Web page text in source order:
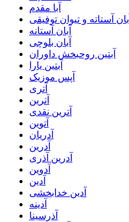
آبا مقدم
آبان آستاته و تیوان توفیقی
آبان آستانه
آبان بلوچی
آبتین روحبخش داوران
آبتین یارا
آپس موزیک
آتری
آترین
آترین نقدی
آتوین
آدریان
آدرین
آدرین آذری
آدوین
آدین
آدین خدابخشی
آدینه
آذرسینا